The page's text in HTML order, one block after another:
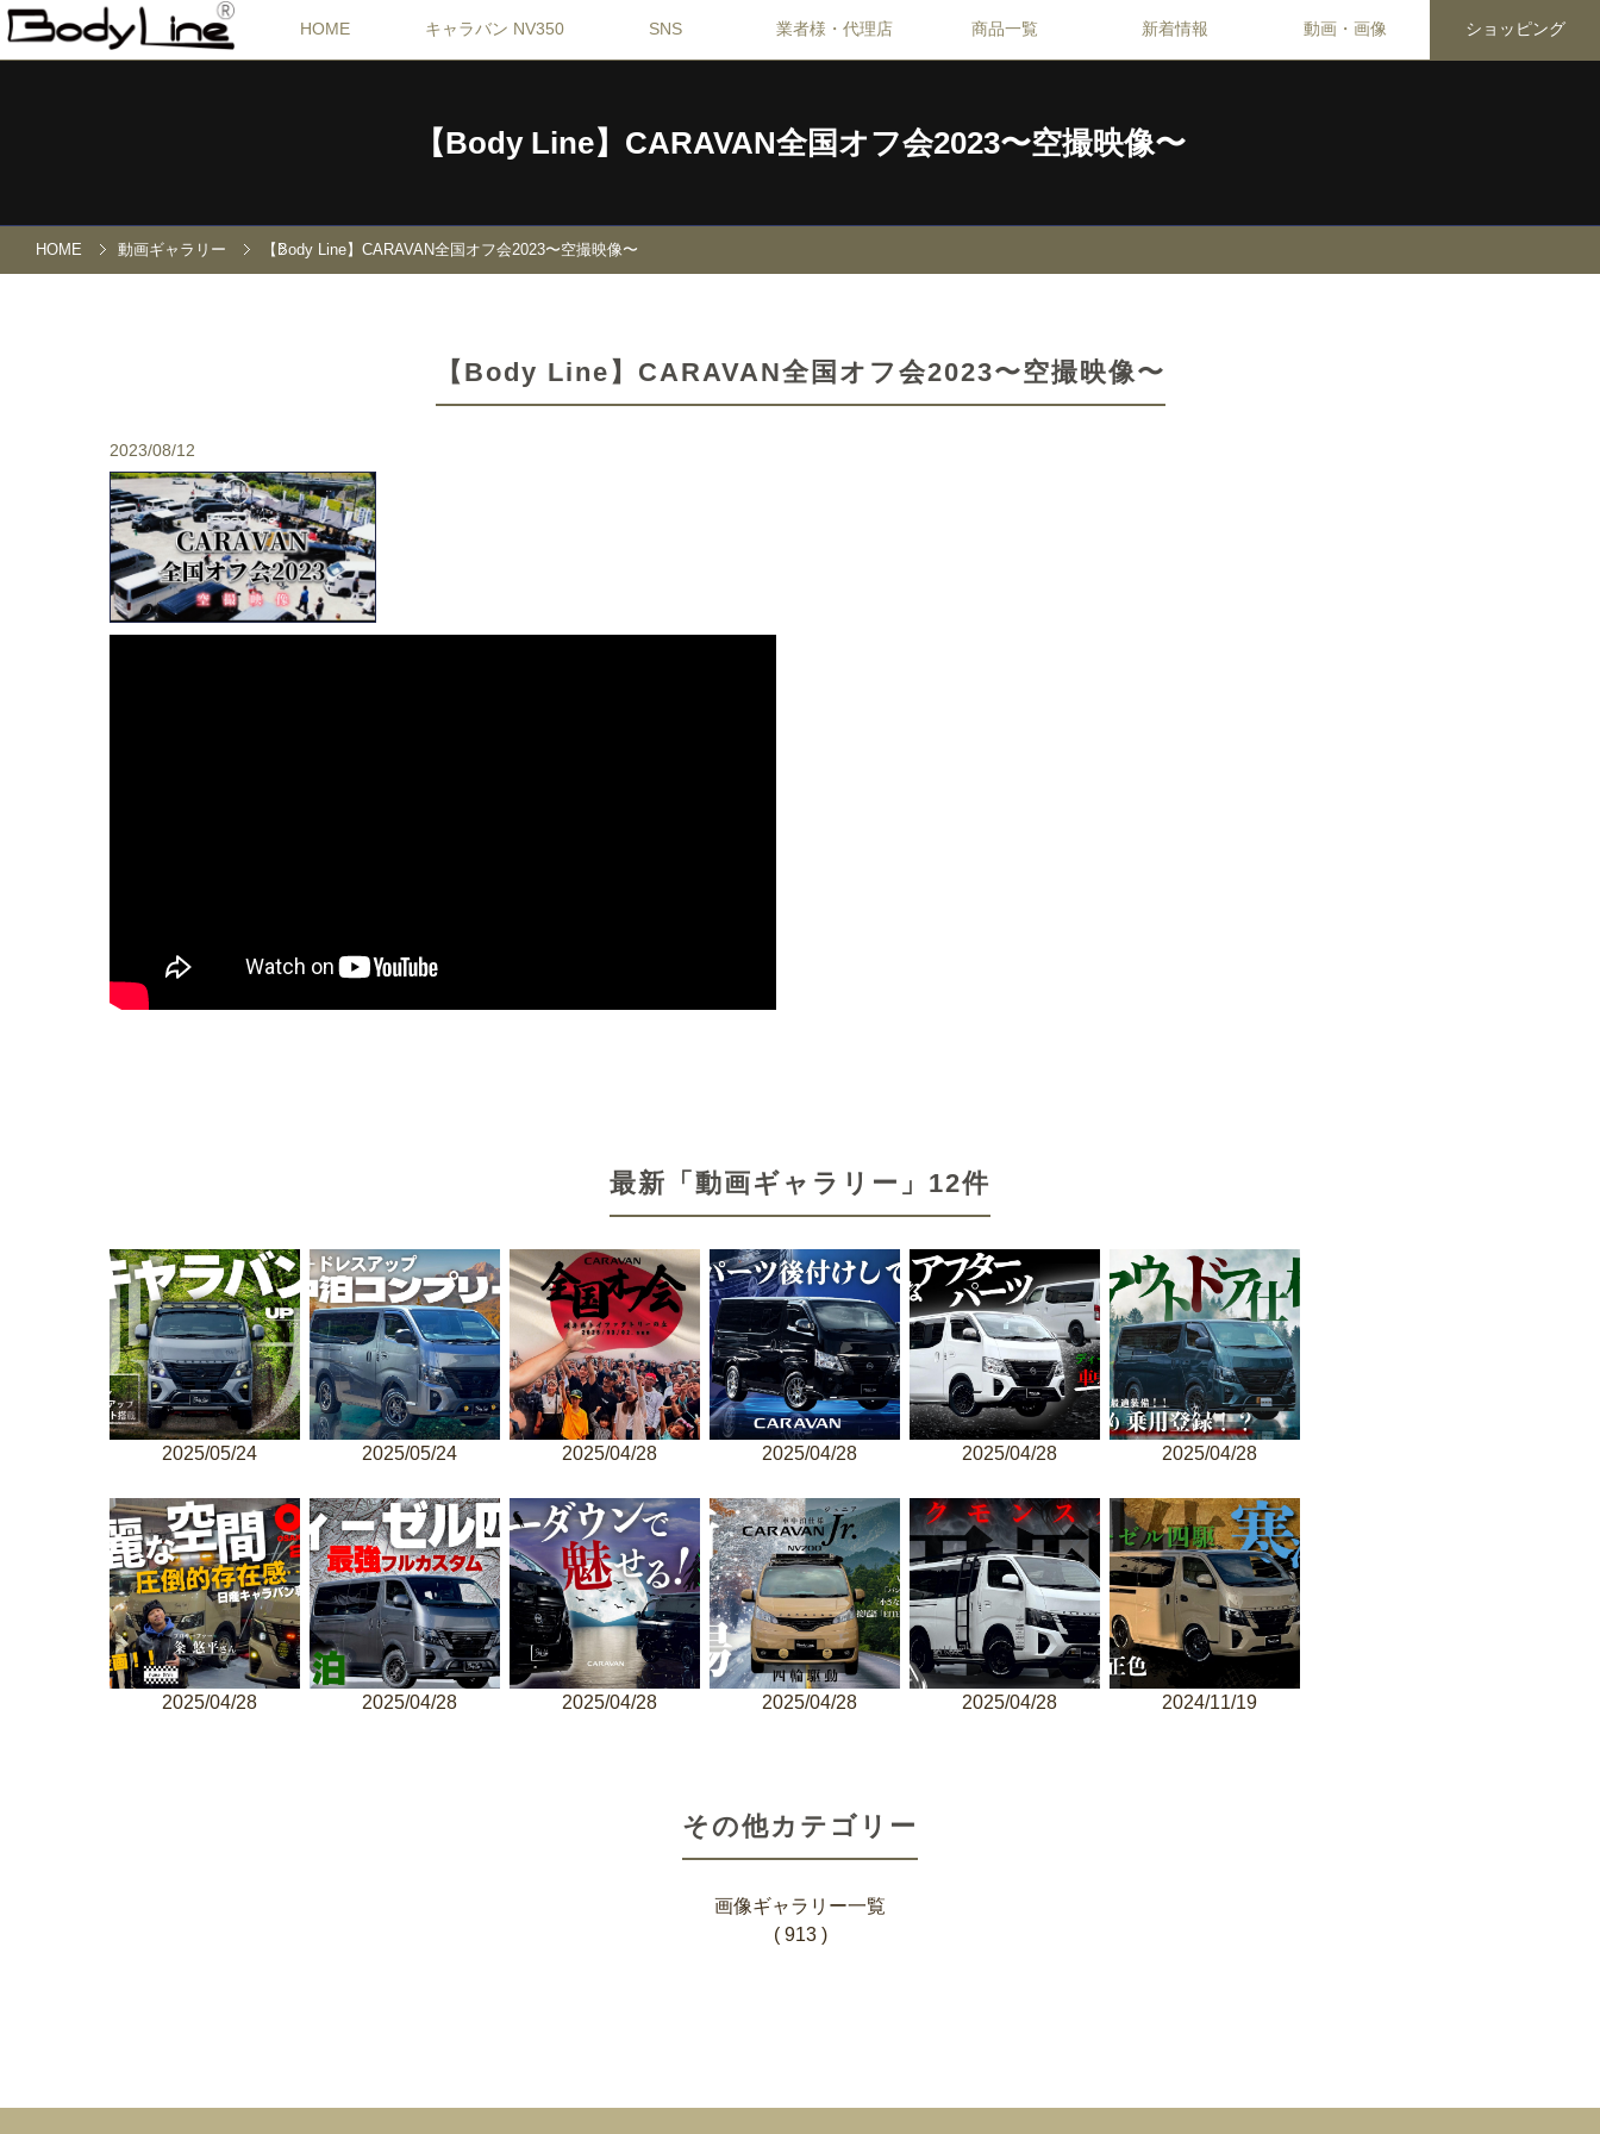
HOME キャラバン NV350 SNS 業者様・代理店 商品一覧 新着情報 動画・画像 ショッピング
【Body Line】CARAVAN全国オフ会2023〜空撮映像〜
HOME 動画ギャラリー 【Body Line】CARAVAN全国オフ会2023〜空撮映像〜
【Body Line】CARAVAN全国オフ会2023〜空撮映像〜
2023/08/12
最新「動画ギャラリー」12件
2025/05/24 2025/05/24 2025/04/28 2025/04/28 2025/04/28 2025/04/28
2025/04/28 2025/04/28 2025/04/28 2025/04/28 2025/04/28 2024/11/19
その他カテゴリー
画像ギャラリー一覧
( 913 )